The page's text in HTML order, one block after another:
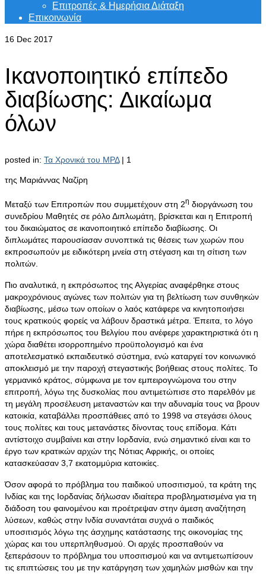
Επιτροπές & Ημερήσια Διάταξη
Επικοινωνία
16 Dec 2017
Ικανοποιητικό επίπεδο
διαβίωσης: Δικαίωμα
όλων
posted in: Τα Χρονικά του ΜΡΔ | 1
της Μαριάννας Ναζίρη
Μεταξύ των Επιτροπών που συμμετέχουν στη 2η διοργάνωση του
συνεδρίου Μαθητές σε ρόλο Διπλωμάτη, βρίσκεται και η Επιτροπή
του δικαιώματος σε ικανοποιητικό επίπεδο διαβίωσης. Οι
διπλωμάτες παρουσίασαν συνοπτικά τις θέσεις των χωρών που
εκπροσωπούν με ειδικότερη μνεία στη στέγαση και τη σίτιση των
πολιτών.
Πιο αναλυτικά, η εκπρόσωπος της Αλγερίας αναφέρθηκε στους
μακροχρόνιους αγώνες των πολιτών για τη βελτίωση των συνθηκών
διαβίωσης, μέσω των οποίων ο λαός κατάφερε να κινητοποιήσει
τους κρατικούς φορείς να λάβουν δραστικά μέτρα. Έπειτα, το λόγο
πήρε η εκπρόσωπος του Βελγίου που ανέφερε χαρακτηριστικά ότι η
χώρα διαθέτει ισορροπημένο προϋπολογισμό και ένα
αποτελεσματικό εκπαιδευτικό σύστημα, ενώ καταργεί τον κοινωνικό
αποκλεισμό με την παροχή στεγαστικής βοήθειας στους πολίτες. Το
γερμανικό κράτος, σύμφωνα με τον εμπειρογνώμονα του στην
επιτροπή, λόγω της δυσκολίας που αντιμετώπισε στο παρελθόν με
τη μεγάλη προσέλευση μεταναστών και την αδυναμία τους να βρουν
κατοικία, καταβάλλει προσπάθειες από το 1998 να στεγάσει όλους
τους πολίτες και τους μετανάστες δίνοντας τους επίδομα. Κάτι
αντίστοιχο συμβαίνει και στην Ιορδανία, ενώ σημαντικό είναι και το
έργο των κρατικών αρχών της Νότιας Αφρικής, οι οποίες
κατασκεύασαν 3,7 εκατομμύρια κατοικίες.
Όσον αφορά το πρόβλημα του παιδικού υποσιτισμού, τα κράτη της
Ινδίας και της Ιορδανίας δήλωσαν ιδιαίτερα προβληματισμένα για τη
διάδοση του φαινομένου και προέτρεψαν στην άμεση αναζήτηση
λύσεων, καθώς στην Ινδία συναντάται συχνά ο παιδικός
υποσιτισμός λόγω της άσχημης κατάστασης της οικονομίας της
χώρας και του υπερπληθυσμού. Οι αρχές προσπαθούν να
ξεπεράσουν το πρόβλημα του υποσιτισμού και να αντιμετωπίσουν
τις επιπτώσεις του με την κατάργηση των χαμηλών μισθών και την